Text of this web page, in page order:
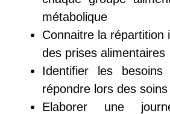
métabolique
Connaitre la répartition
des prises alimentaires
Identifier les
répondre lors des
Elaborer une